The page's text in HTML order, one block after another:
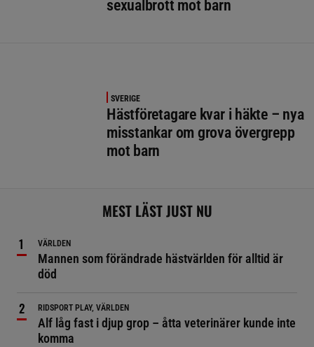
sexualbrott mot barn
SVERIGE
Hästföretagare kvar i häkte – nya
misstankar om grova övergrepp
mot barn
MEST LÄST JUST NU
VÄRLDEN
Mannen som förändrade hästvärlden för alltid är
död
RIDSPORT PLAY, VÄRLDEN
Alf låg fast i djup grop – åtta veterinärer kunde inte
komma